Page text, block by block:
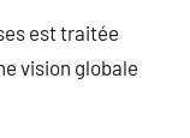
est traitée
vision globale